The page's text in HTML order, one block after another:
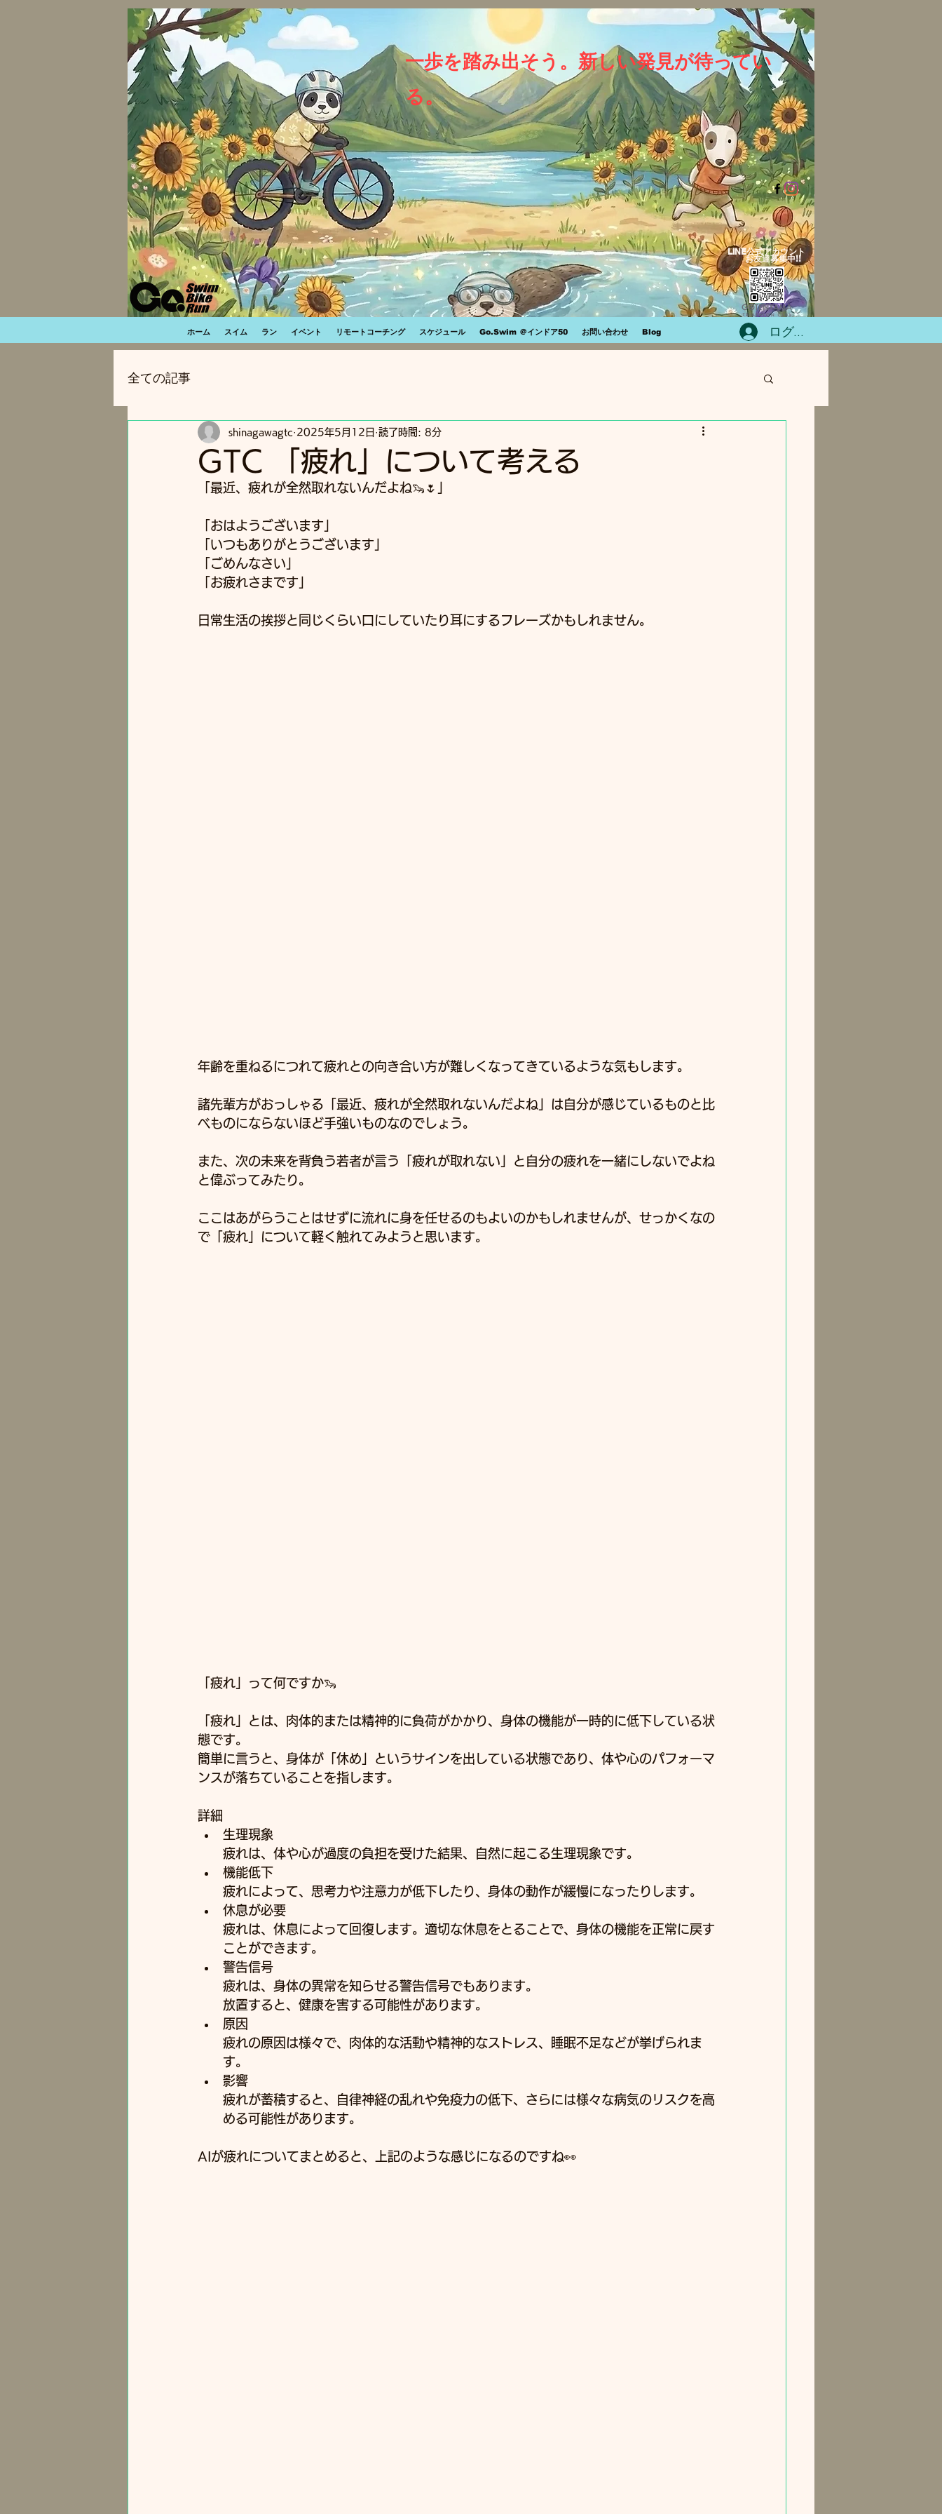
一歩を踏み出そう。新しい発見が待ってい
る。
LINE公式アカウント​
お友達募集中!!
ホーム スイム ラン イベント リモートコーチング スケジュール Go.Swim ＠インドア50 お問い合わせ Blog ログイン
全ての記事
GTC 「疲れ」について考える
shinagawagtc 2025年5月12日 読了時間: 8分
「最近、疲れが全然取れないんだよね🦦🌷」
「おはようございます」
「いつもありがとうございます」
「ごめんなさい」
「お疲れさまです」
日常生活の挨拶と同じくらい口にしていたり耳にするフレーズかもしれません。
年齢を重ねるにつれて疲れとの向き合い方が難しくなってきているような気もします。
諸先輩方がおっしゃる「最近、疲れが全然取れないんだよね」は自分が感じているものと比
べものにならないほど手強いものなのでしょう。
また、次の未来を背負う若者が言う「疲れが取れない」と自分の疲れを一緒にしないでよね
と偉ぶってみたり。
ここはあがらうことはせずに流れに身を任せるのもよいのかもしれませんが、せっかくなの
で「疲れ」について軽く触れてみようと思います。
「疲れ」って何ですか🦦
「疲れ」とは、肉体的または精神的に負荷がかかり、身体の機能が一時的に低下している状
態です。
簡単に言うと、身体が「休め」というサインを出している状態であり、体や心のパフォーマ
ンスが落ちていることを指します。﻿
詳細
生理現象
疲れは、体や心が過度の負担を受けた結果、自然に起こる生理現象です。﻿
機能低下
疲れによって、思考力や注意力が低下したり、身体の動作が緩慢になったりします。﻿
休息が必要
疲れは、休息によって回復します。適切な休息をとることで、身体の機能を正常に戻す
ことができます。﻿
警告信号
疲れは、身体の異常を知らせる警告信号でもあります。
放置すると、健康を害する可能性があります。﻿
原因
疲れの原因は様々で、肉体的な活動や精神的なストレス、睡眠不足などが挙げられま
す。﻿
影響
疲れが蓄積すると、自律神経の乱れや免疫力の低下、さらには様々な病気のリスクを高
める可能性があります。﻿
AIが疲れについてまとめると、上記のような感じになるのですね👀